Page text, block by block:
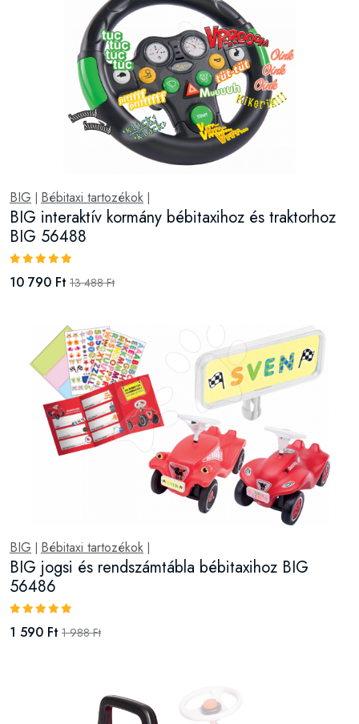
BIG Bébitaxi tartozékok
BIG interaktív kormány bébitaxihoz és traktorhoz
BIG 56488
10 790 Ft 13 488 Ft
BIG Bébitaxi tartozékok
BIG jogsi és rendszámtábla bébitaxihoz BIG
56486
1 590 Ft 1 988 Ft